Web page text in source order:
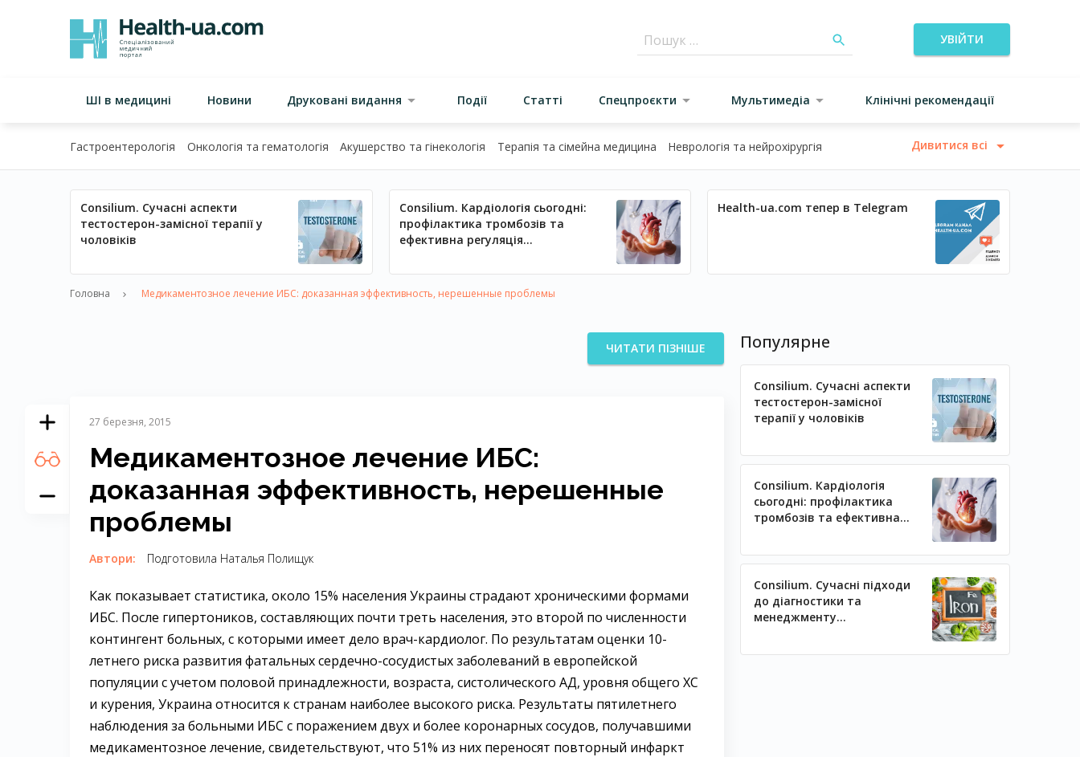
УВІЙТИ
ШІ в медицині Новини Друковані видання Події Статті Спецпроєкти Мультимедіа Клінічні рекомендації
Гастроентерологія Онкологія та гематологія Акушерство та гінекологія Терапія та сімейна медицина Неврологія та нейрохірургія Дивитися всі
Consilium. Сучасні аспекти
тестостерон-замісної терапії у
чоловіків
Consilium. Кардіологія сьогодні:
профілактика тромбозів та
ефективна регуляція
Health-ua.com тепер в Telegram
Головна Медикаментозное лечение ИБС: доказанная эффективность, нерешенные проблемы
ЧИТАТИ ПІЗНІШЕ
27 березня, 2015
Медикаментозное лечение ИБС:
доказанная эффективность, нерешенные
проблемы
Автори: Подготовила Наталья Полищук
Как показывает статистика, около 15% населения Украины страдают хроническими формами
ИБС. После гипертоников, составляющих почти треть населения, это второй по численности
контингент больных, с которыми имеет дело врач-кардиолог. По результатам оценки 10-
летнего риска развития фатальных сердечно-сосудистых заболеваний в европейской
популяции с учетом половой принадлежности, возраста, систолического АД, уровня общего ХС
и курения, Украина относится к странам наиболее высокого риска. Результаты пятилетнего
наблюдения за больными ИБС с поражением двух и более коронарных сосудов, получавшими
медикаментозное лечение, свидетельствуют, что 51% из них переносят повторный инфаркт
Популярне
Consilium. Сучасні аспекти
тестостерон-замісної
терапії у чоловіків
Consilium. Кардіологія
сьогодні: профілактика
тромбозів та ефективна
Consilium. Сучасні підходи
до діагностики та
менеджменту